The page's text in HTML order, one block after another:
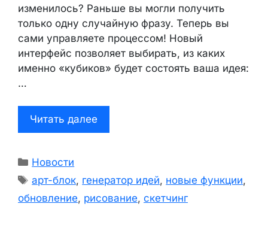
изменилось? Раньше вы могли получить
только одну случайную фразу. Теперь вы
сами управляете процессом! Новый
интерфейс позволяет выбирать, из каких
именно «кубиков» будет состоять ваша идея:
…
Читать далее
Рубрики
Новости
Метки
арт-блок, генератор идей, новые функции,
обновление, рисование, скетчинг